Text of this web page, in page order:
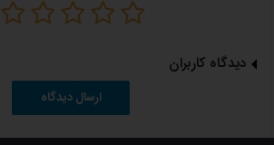
دیدگاه کاربران
ارسال دیدگاه